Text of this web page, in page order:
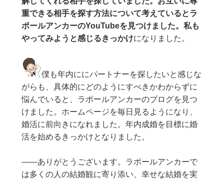
重できる相手を探す方法について考えているとラ
ポールアンカーのYouTubeを見つけました。私も
やってみようと感じるきっかけになりました。
僕も年内ににパートナーを探したいと感じな
がらも、具体的にどのようにすべきかわからずに
悩んでいると、ラポールアンカーのブログを見つ
けました。ホームページを毎日見るようになり、
婚活に前向きになれました。年内成婚を目標に婚
活を始めるきっかけとなりました。
——ありがとうございます。ラポールアンカーで
は多くの人の結婚観に寄り添い、幸せな結婚を実